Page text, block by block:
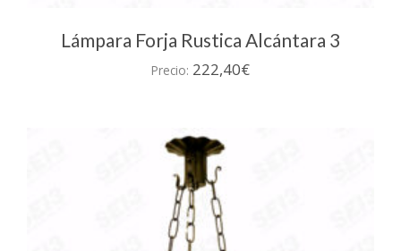
Lámpara Forja Rustica Alcántara 3
Precio: 222,40€